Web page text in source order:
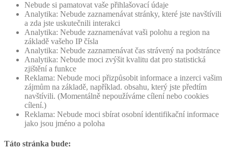
Nebude si pamatovat vaše přihlašovací údaje
Analytika: Nebude zaznamenávat stránky, které jste navštívili
a zda jste uskutečnili interakci
Analytika: Nebude zaznamenávat vaši polohu a region na
základě vašeho IP čísla
Analytika: Nebude zaznamenávat čas strávený na podstránce
Analytika: Nebude moci zvýšit kvalitu dat pro statistická
zjištění a funkce
Reklama: Nebude moci přizpůsobit informace a inzerci vašim
zájmům na základě, například. obsahu, který jste předtím
navštívili. (Momentálně nepoužíváme cílení nebo cookies
cílení.)
Reklama: Nebude moci sbírat osobní identifikační informace
jako jsou jméno a poloha
Táto stránka bude: